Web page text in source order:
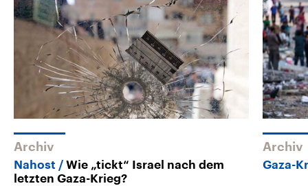
Archiv
Nahost
Wie „tickt“ Israel nach dem
letzten Gaza-Krieg?
Archiv
Gaza-